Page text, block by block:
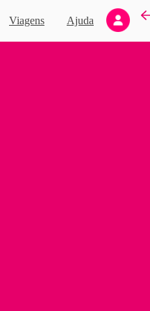
Viagens Ajuda